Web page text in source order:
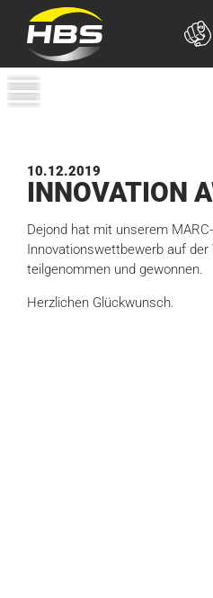
10.12.2019
INNO­VA­TION
Dejond hat mit unserem
Innovationswettbewerb auf der
teilgenommen und gewonnen.
Herzlichen Glückwunsch.